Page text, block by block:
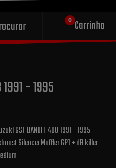
Carrinho
Escape esportivo
para sua motocicleta
- 1995
GSF BANDIT 400 1991 - 1995
Silencer Muffler GP1 + dB killer